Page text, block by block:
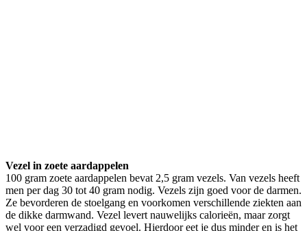
Vezel in zoete aardappelen
100 gram zoete aardappelen bevat 2,5 gram vezels. Van vezels heeft
men per dag 30 tot 40 gram nodig. Vezels zijn goed voor de darmen.
Ze bevorderen de stoelgang en voorkomen verschillende ziekten aan
de dikke darmwand. Vezel levert nauwelijks calorieën, maar zorgt
wel voor een verzadigd gevoel. Hierdoor eet je dus minder en is het